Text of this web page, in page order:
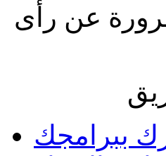
عن رأى
ببرامجك